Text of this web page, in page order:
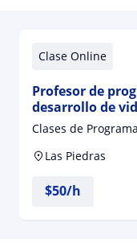
Clase Online
Profesor de
desarrollo de
edades, ciclo
Clases de
Las Piedras
$50/h